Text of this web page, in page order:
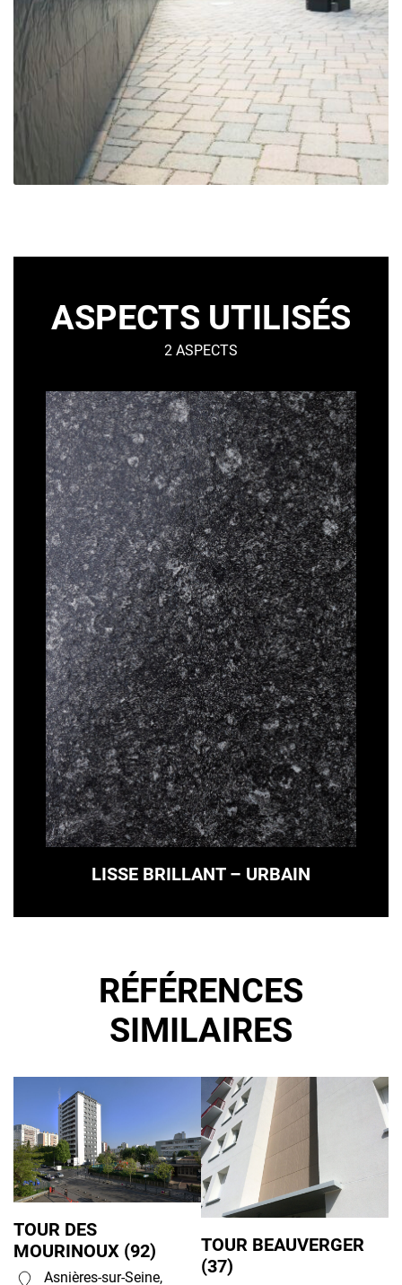
ASPECTS UTILISÉS
2 ASPECTS
LISSE BRILLANT – URBAIN
LISSE
BRILLANT
–
Urbain
RÉFÉRENCES
SIMILAIRES
TOUR DES
MOURINOUX (92)
Asnières-sur-Seine,
TOUR BEAUVERGER
(37)